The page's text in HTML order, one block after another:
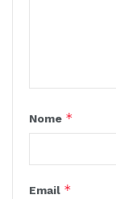
Nome *
Email *